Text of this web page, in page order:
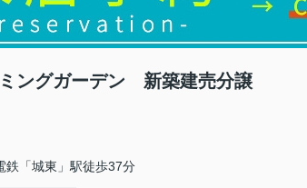
ングガーデン 新築建売分譲
鉄「城東」駅徒歩37分